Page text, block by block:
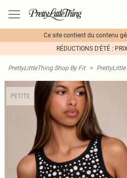
Ce site contient du contenu
RÉDUCTIONS D'ÉTÉ :
PrettyLittleThing Shop By Fit >
PETITE